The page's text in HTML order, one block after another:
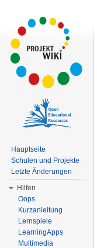
Hauptseite
Schulen und Projekte
Letzte Änderungen
Hilfen
Oops
Kurzanleitung
Lernspiele
LearningApps
Multimedia